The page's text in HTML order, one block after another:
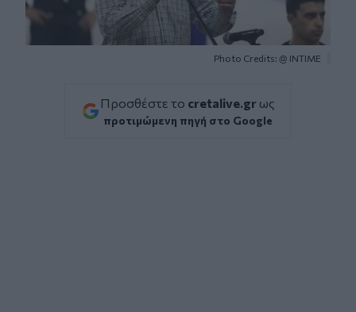
Photo Credits: @ ΙΝΤΙΜΕ
Προσθέστε το cretalive.gr ως
προτιμώμενη πηγή στο Google